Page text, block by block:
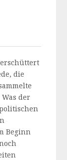
die
der
Beginn